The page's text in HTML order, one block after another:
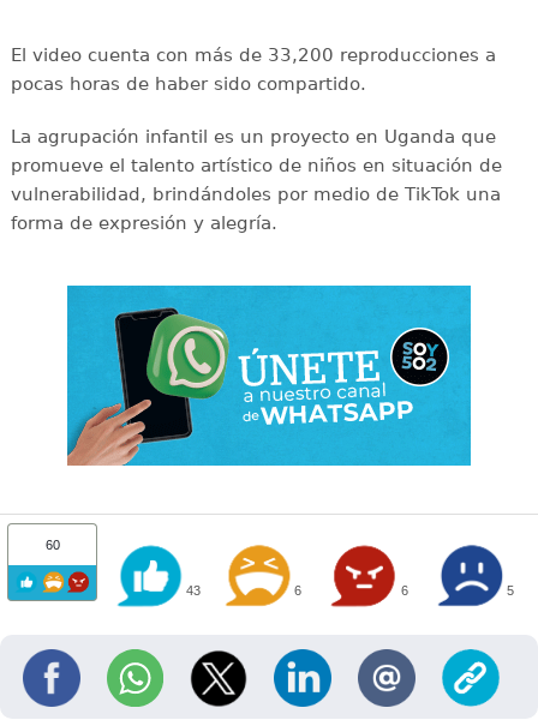
El video cuenta con más de 33,200 reproducciones a
pocas horas de haber sido compartido.
La agrupación infantil es un proyecto en Uganda que
promueve el talento artístico de niños en situación de
vulnerabilidad, brindándoles por medio de TikTok una
forma de expresión y alegría.
60
43 6 6 5